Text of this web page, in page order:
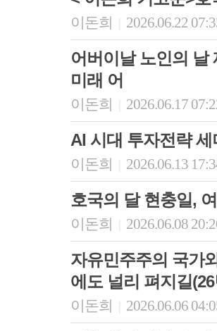
이돈희 2026.06.22
어버이날 노인의 날
미래 어
이돈희 2026.06.17
AI 시대 투자전략
이돈희 2026.06.13
호국의 달 현충일,
이돈희 2026.06.08
자유민주주의 국가
에도 널리 펴지길
이돈희 2026.06.06